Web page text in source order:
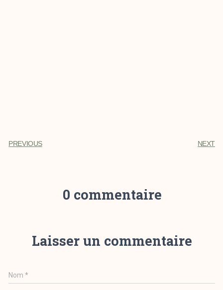
PREVIOUS NEXT
0 commentaire
Laisser un commentaire
Nom*